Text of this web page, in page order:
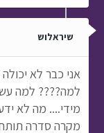
שיראלוש
אני כבר לא
למה???? למה
מידי.... מה לא
מקרה סדרה